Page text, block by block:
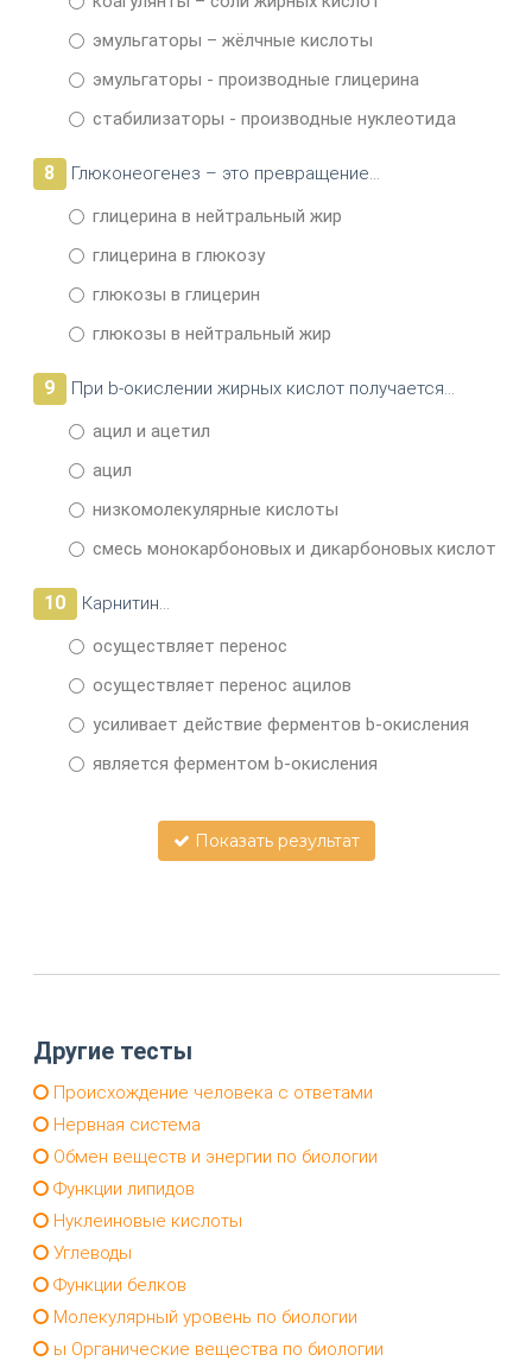
эмульгаторы – жёлчные кислоты
эмульгаторы - производные глицерина
стабилизаторы - производные нуклеотида
8
Глюконеогенез – это превращение…
глицерина в нейтральный жир
глицерина в глюкозу
глюкозы в глицерин
глюкозы в нейтральный жир
9
При b-окислении жирных кислот получается…
ацил и ацетил
ацил
низкомолекулярные кислоты
смесь монокарбоновых и дикарбоновых кислот
10
Карнитин…
осуществляет перенос
осуществляет перенос ацилов
усиливает действие ферментов b-окисления
является ферментом b-окисления
Показать результат
Другие тесты
Происхождение человека с ответами
Нервная система
Обмен веществ и энергии по биологии
Функции липидов
Нуклеиновые кислоты
Углеводы
Функции белков
Молекулярный уровень по биологии
ы Органические вещества по биологии